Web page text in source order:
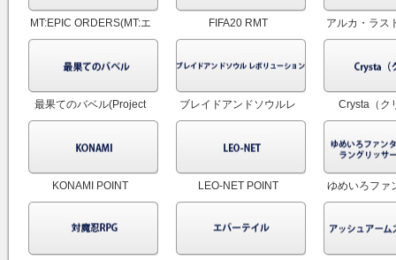
MT:EPIC ORDERS(MT:エ
RMT
FIFA20 RMT
アルカ・ラス
最果てのバベル(Project
ブレイドアンドソウルレ
ボリューション(ブレレボ)
RMT
Crysta（ク
KONAMI POINT LEO-NET POINT
ゆめいろファ